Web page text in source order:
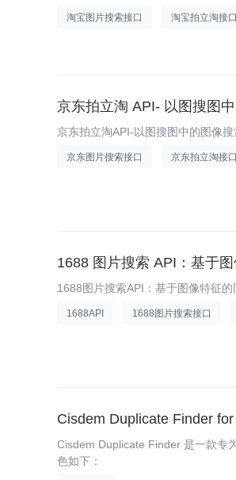
淘宝图片搜索接口 淘宝拍立淘接口
京东拍立淘 API- 以图搜图
京东拍立淘API-以图搜图中的图像
京东图片搜索接口 京东拍立淘接口
1688 图片搜索 API：基于
1688图片搜索API：基于图像特征
1688API 1688图片搜索接口
Cisdem Duplicate Finder
Cisdem Duplicate Finder 是一款专
色如下：